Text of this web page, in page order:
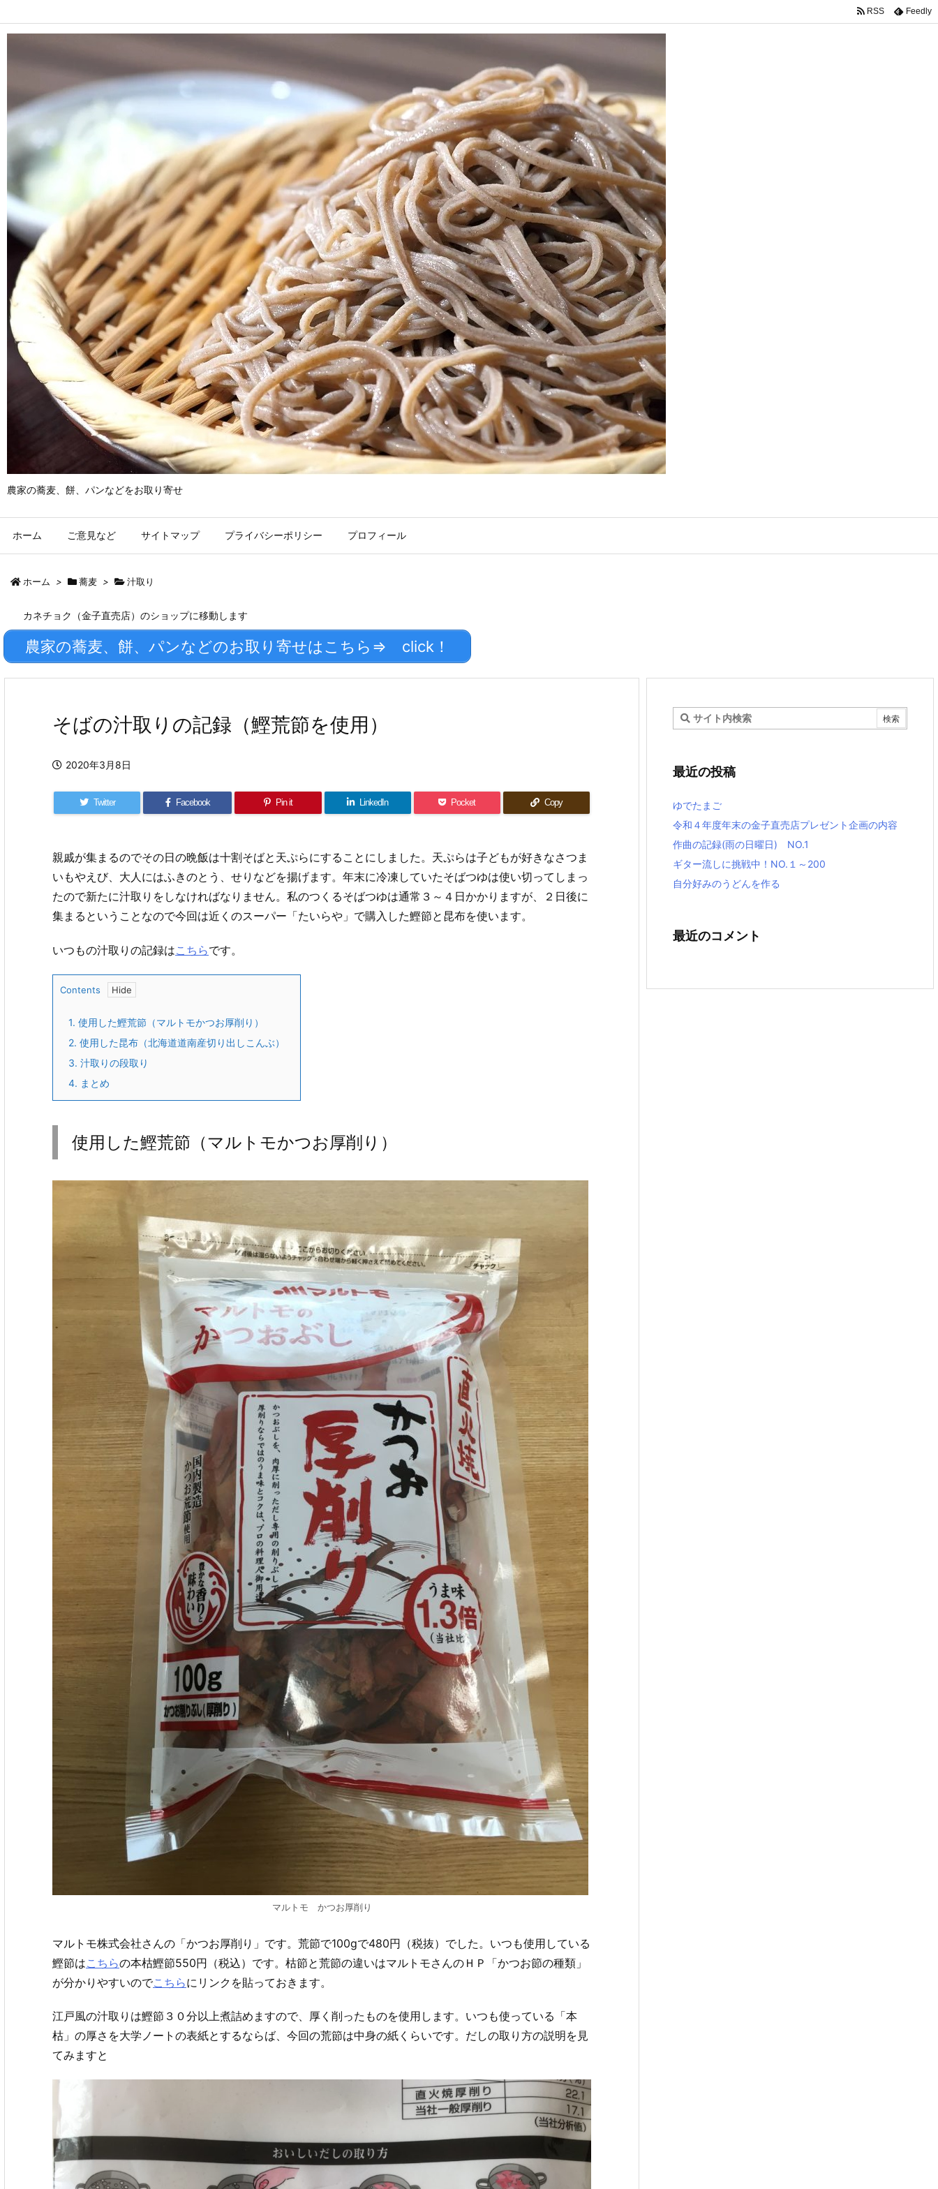
農家の蕎麦、餅、パンなどをお取り寄せ
ホーム ご意見など サイトマップ プライバシーポリシー プロフィール
RSS Feedly
ホーム > 蕎麦 > 汁取り
カネチョク（金子直売店）のショップに移動します
農家の蕎麦、餅、パンなどのお取り寄せはこちら⇒ click！
そばの汁取りの記録（鰹荒節を使用）
2020年3月8日
Twitter Facebook Pin it LinkedIn Pocket Copy
親戚が集まるのでその日の晩飯は十割そばと天ぷらにすることにしました。天ぷらは子どもが好きなさつま
いもやえび、大人にはふきのとう、せりなどを揚げます。年末に冷凍していたそばつゆは使い切ってしまっ
たので新たに汁取りをしなければなりません。私のつくるそばつゆは通常３～４日かかりますが、２日後に
集まるということなので今回は近くのスーパー「たいらや」で購入した鰹節と昆布を使います。
いつもの汁取りの記録はこちらです。
Contents
1. 使用した鰹荒節（マルトモかつお厚削り）
2. 使用した昆布（北海道道南産切り出しこんぶ）
3. 汁取りの段取り
4. まとめ
使用した鰹荒節（マルトモかつお厚削り）
マルトモ かつお厚削り
マルトモ株式会社さんの「かつお厚削り」です。荒節で100gで480円（税抜）でした。いつも使用している
鰹節はこちらの本枯鰹節550円（税込）です。枯節と荒節の違いはマルトモさんのＨＰ「かつお節の種類」
が分かりやすいのでこちらにリンクを貼っておきます。
江戸風の汁取りは鰹節３０分以上煮詰めますので、厚く削ったものを使用します。いつも使っている「本
枯」の厚さを大学ノートの表紙とするならば、今回の荒節は中身の紙くらいです。だしの取り方の説明を見
てみますと
最近の投稿
ゆでたまご
令和４年度年末の金子直売店プレゼント企画の内容
作曲の記録(雨の日曜日) NO.1
ギター流しに挑戦中！NO.１～200
自分好みのうどんを作る
最近のコメント